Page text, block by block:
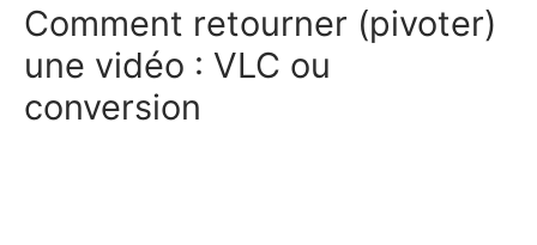
Comment retourner (pivoter)
une vidéo : VLC ou
conversion